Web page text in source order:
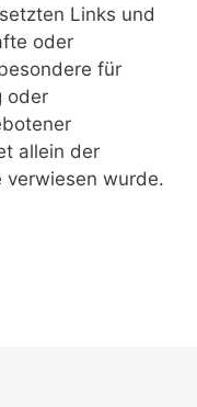
Links und
oder
für
oder
allein der
verwiesen wurde.